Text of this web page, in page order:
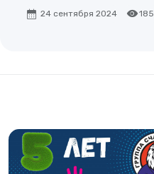
calendar_month 24 сентября 2024 visibility